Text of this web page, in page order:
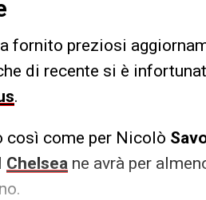
fornito preziosi
di recente si è
.
così come per Nicolò
Chelsea ne avrà per